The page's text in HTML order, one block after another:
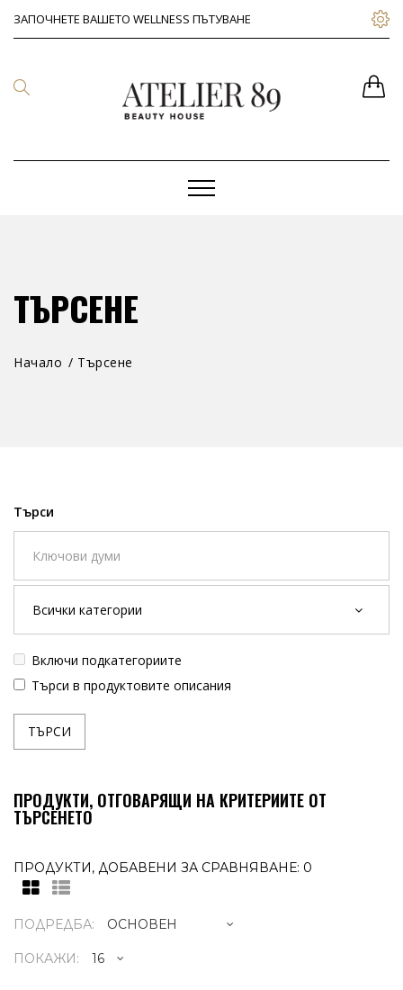
ЗАПОЧНЕТЕ ВАШЕТО WELLNESS ПЪТУВАНЕ
ТЪРСЕНЕ
Начало Търсене
Търси
Включи подкатегориите
Търси в продуктовите описания
ПРОДУКТИ, ОТГОВАРЯЩИ НА КРИТЕРИИТЕ ОТ
ТЪРСЕНЕТО
ПРОДУКТИ, ДОБАВЕНИ ЗА СРАВНЯВАНЕ: 0
ПОДРЕДБА:
ПОКАЖИ: